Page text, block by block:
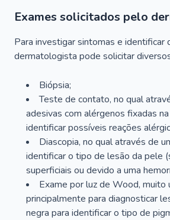
Exames solicitados pelo
Para investigar sintomas e identificar
dermatologista pode solicitar
Biópsia;
Teste de contato, no qual
adesivas com alérgenos fixadas
identificar possíveis reações
Diascopia, no qual através de
identificar o tipo de lesão da pele
superficiais ou devido a uma
Exame por luz de Wood, muito
principalmente para diagnosticar
negra para identificar o tipo de